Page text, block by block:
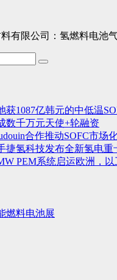
料有限公司：氢燃料电池
获1087亿韩元的中低温
数千万元天使+轮融资
合作推动SOFC市场
捷氢科技发布全新氢电
PEM系统启运欧洲，
燃料电池展